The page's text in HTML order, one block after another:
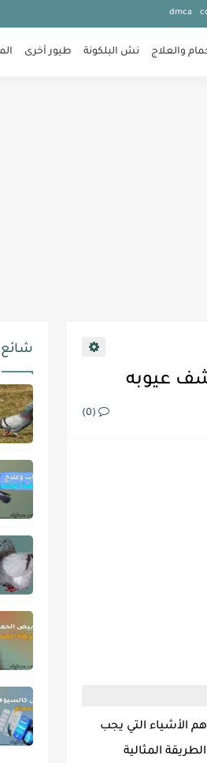
dmca
والعلاج نش البلكونة طيور أخرى
عيوبه
(0)
الأشياء التي يجب
المثالية
شائع